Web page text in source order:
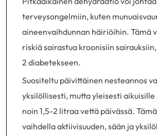
terveysongelmiin, kuten
aineenvaihdunnan häiriöihin. Tämä
riskiä sairastua kroonisiin
2 diabetekseen.
Suositeltu päivittäinen nesteannos
yksilöllisesti, mutta yleisesti aikuisille
noin 1,5-2 litraa vettä päivässä.
vaihdella aktiivisuuden, sään ja